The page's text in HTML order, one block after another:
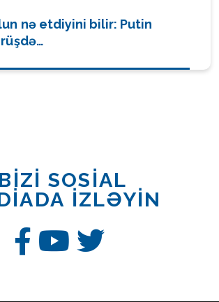
nə etdiyini bilir: Putin
BİZİ SOSİAL
İZLƏYİN